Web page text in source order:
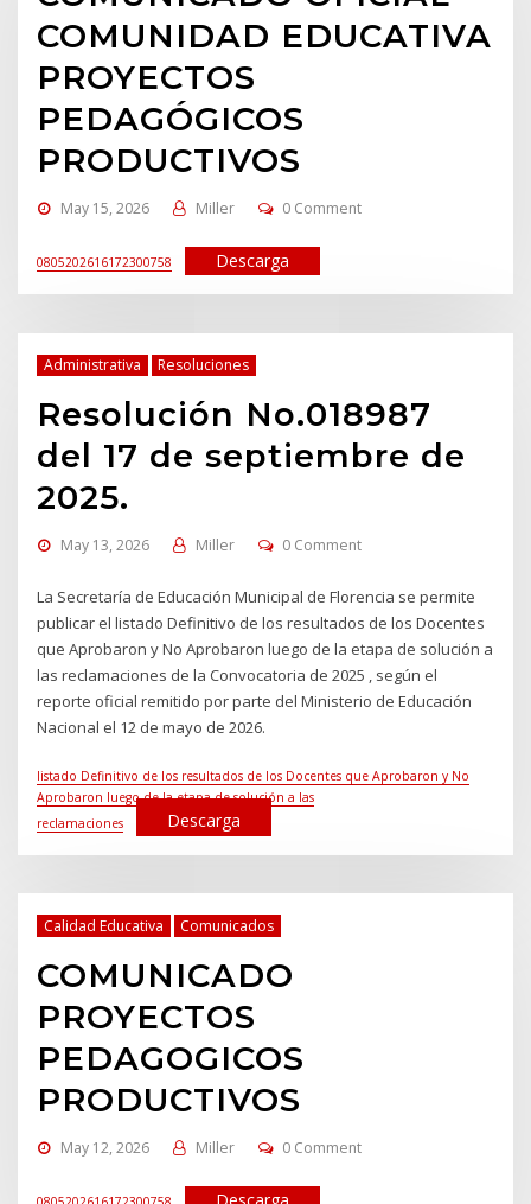
COMUNIDAD EDUCATIVA
PROYECTOS
PEDAGÓGICOS
PRODUCTIVOS
May 15, 2026 Miller 0 Comment
0805202616172300758 Descarga
Administrativa Resoluciones
Resolución No.018987
del 17 de septiembre de
2025.
May 13, 2026 Miller 0 Comment
La Secretaría de Educación Municipal de Florencia se permite
publicar el listado Definitivo de los resultados de los Docentes
que Aprobaron y No Aprobaron luego de la etapa de solución a
las reclamaciones de la Convocatoria de 2025 , según el
reporte oficial remitido por parte del Ministerio de Educación
Nacional el 12 de mayo de 2026.
listado Definitivo de los resultados de los Docentes que Aprobaron y No
Aprobaron luego de la etapa de solución a las
reclamaciones
Descarga
Calidad Educativa Comunicados
COMUNICADO
PROYECTOS
PEDAGOGICOS
PRODUCTIVOS
May 12, 2026 Miller 0 Comment